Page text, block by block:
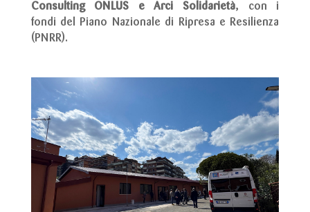
Consulting ONLUS e Arci Solidarietà, con i
fondi del Piano Nazionale di Ripresa e Resilienza
(PNRR).